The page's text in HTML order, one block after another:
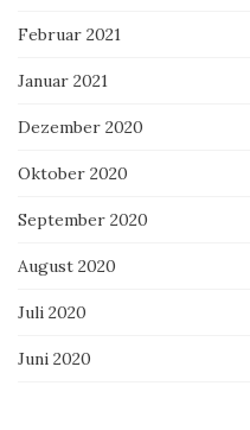
Februar 2021
Januar 2021
Dezember 2020
Oktober 2020
September 2020
August 2020
Juli 2020
Juni 2020